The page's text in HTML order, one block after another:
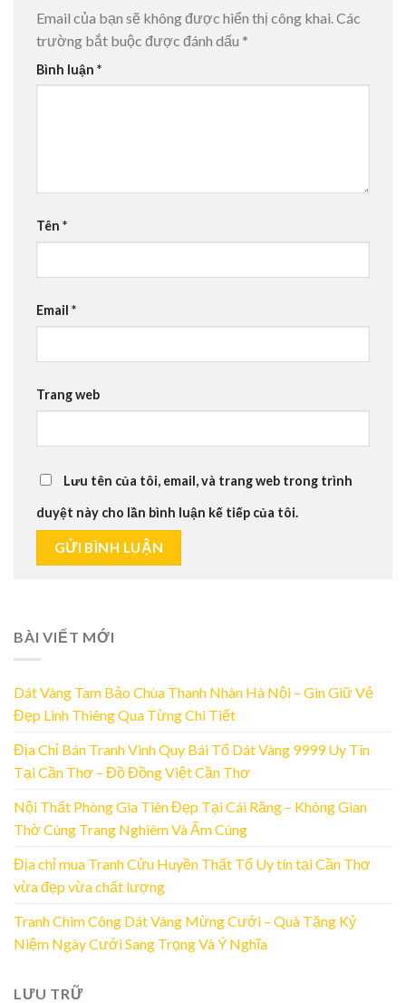
Email của bạn sẽ không được hiển thị công khai. Các
trường bắt buộc được đánh dấu *
Bình luận *
Tên *
Email *
Trang web
Lưu tên của tôi, email, và trang web trong trình
duyệt này cho lần bình luận kế tiếp của tôi.
BÀI VIẾT MỚI
Dát Vàng Tam Bảo Chùa Thanh Nhàn Hà Nội – Gìn Giữ Vẻ
Đẹp Linh Thiêng Qua Từng Chi Tiết
Địa Chỉ Bán Tranh Vinh Quy Bái Tổ Dát Vàng 9999 Uy Tín
Tại Cần Thơ – Đồ Đồng Việt Cần Thơ
Nội Thất Phòng Gia Tiên Đẹp Tại Cái Răng – Không Gian
Thờ Cúng Trang Nghiêm Và Ấm Cúng
Địa chỉ mua Tranh Cửu Huyền Thất Tổ Uy tín tại Cần Thơ
vừa đẹp vừa chất lượng
Tranh Chim Công Dát Vàng Mừng Cưới – Quà Tặng Kỷ
Niệm Ngày Cưới Sang Trọng Và Ý Nghĩa
LƯU TRỮ